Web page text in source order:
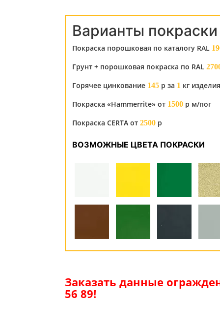
Варианты покраски
Покраска порошковая по каталогу RAL
Грунт + порошковая покраска по RAL
Горячее цинкование 145 р за 1 кг изделия
Покраска «Hammerrite» от 1500 р м/пог
Покраска CERTA от 2500 р
ВОЗМОЖНЫЕ ЦВЕТА ПОКРАСКИ
Заказать данные
56 89!